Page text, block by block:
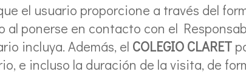
el usuario proporcione a través del
ponerse en contacto con el
incluya. Además, el COLEGIO CLARET
e incluso la duración de la visita, de